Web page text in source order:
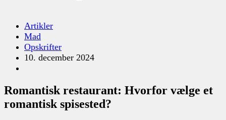
Artikler
Mad
Opskrifter
10. december 2024
Romantisk restaurant: Hvorfor vælge et
romantisk spisested?